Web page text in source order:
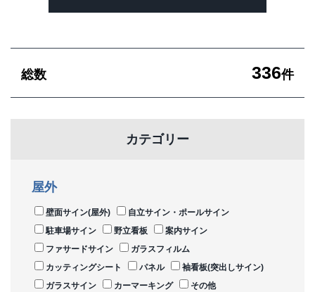
総数 336件
カテゴリー
屋外
壁面サイン(屋外)
自立サイン・ポールサイン
駐車場サイン
野立看板
案内サイン
ファサードサイン
ガラスフィルム
カッティングシート
パネル
袖看板(突出しサイン)
ガラスサイン
カーマーキング
その他